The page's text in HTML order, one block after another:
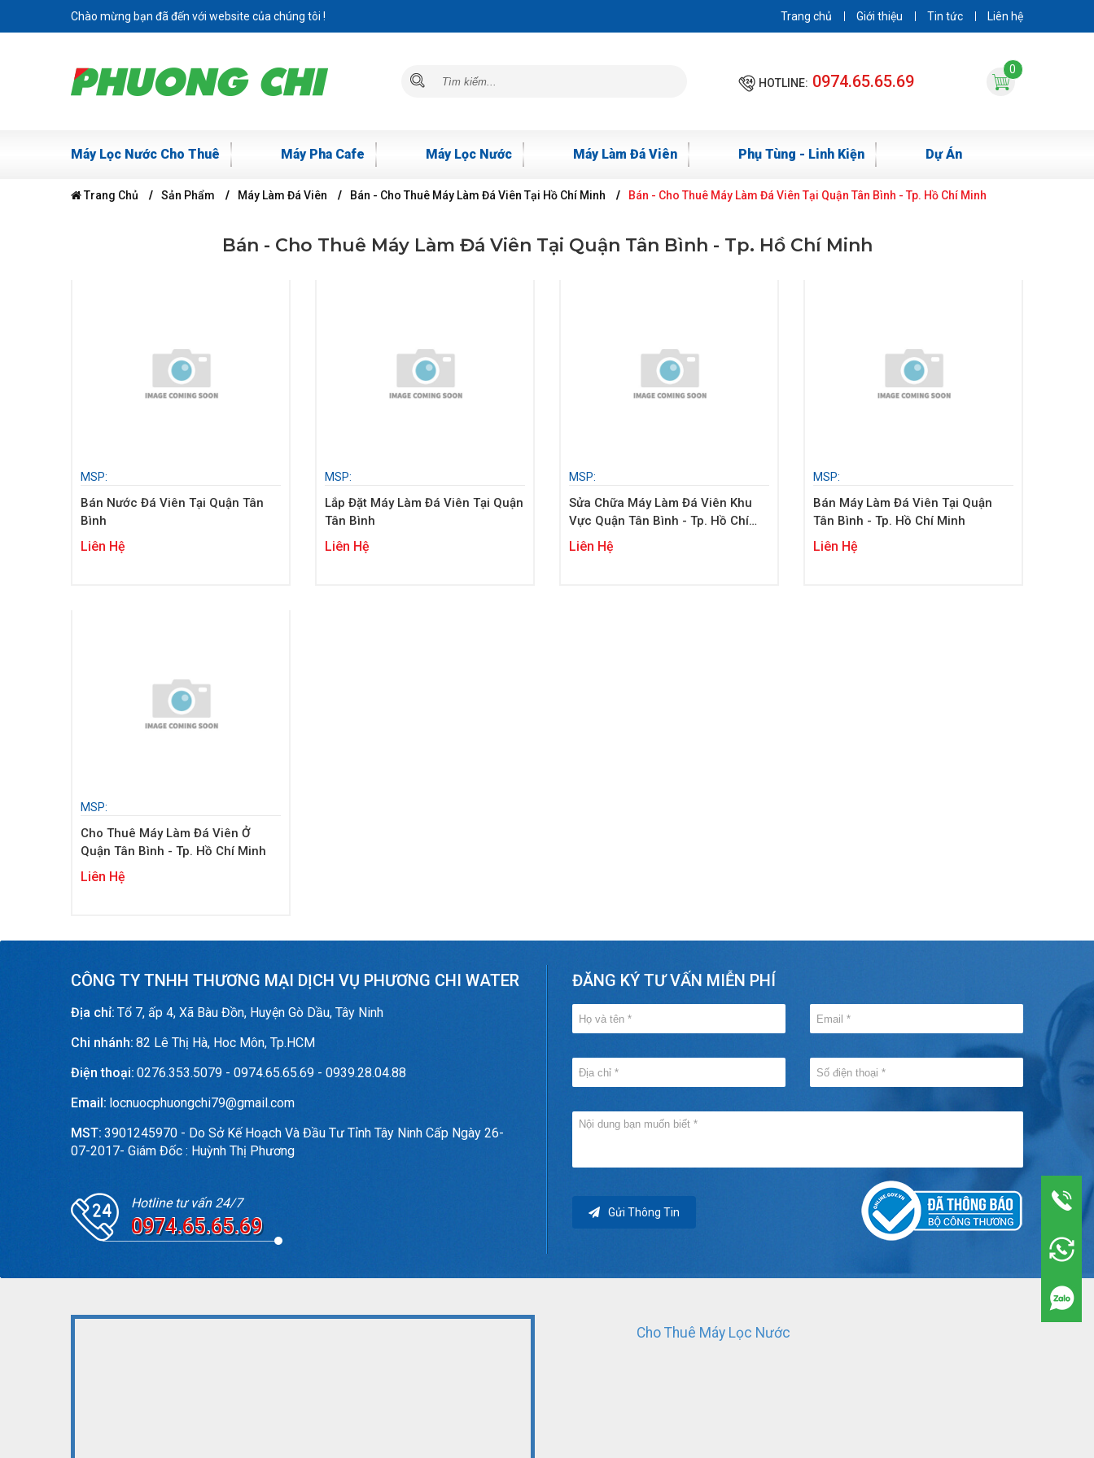
Chào mừng bạn đã đến với website của chúng tôi ! Trang chủ Giới thiệu Tin tức Liên hệ
HOTLINE: 0974.65.65.69
0
Máy Lọc Nước Cho Thuê Máy Pha Cafe Máy Lọc Nước Máy Làm Đá Viên Phụ Tùng - Linh Kiện Dự Án
Trang Chủ Sản Phẩm Máy Làm Đá Viên Bán - Cho Thuê Máy Làm Đá Viên Tại Hồ Chí Minh Bán - Cho Thuê Máy Làm Đá Viên Tại Quận Tân Bình - Tp. Hồ Chí Minh
Bán - Cho Thuê Máy Làm Đá Viên Tại Quận Tân Bình - Tp. Hồ Chí Minh
MSP:
Bán Nước Đá Viên Tại Quận Tân
Bình
Liên Hệ
MSP:
Lắp Đặt Máy Làm Đá Viên Tại Quận
Tân Bình
Liên Hệ
MSP:
Sửa Chữa Máy Làm Đá Viên Khu
Vực Quận Tân Bình - Tp. Hồ Chí
Minh
Liên Hệ
MSP:
Bán Máy Làm Đá Viên Tại Quận
Tân Bình - Tp. Hồ Chí Minh
Liên Hệ
MSP:
Cho Thuê Máy Làm Đá Viên Ở
Quận Tân Bình - Tp. Hồ Chí Minh
Liên Hệ
CÔNG TY TNHH THƯƠNG MẠI DỊCH VỤ PHƯƠNG CHI WATER
Địa chỉ: Tổ 7, ấp 4, Xã Bàu Đồn, Huyện Gò Dầu, Tây Ninh
Chi nhánh: 82 Lê Thị Hà, Hoc Môn, Tp.HCM
Điện thoại: 0276.353.5079 - 0974.65.65.69 - 0939.28.04.88
Email: locnuocphuongchi79@gmail.com
MST: 3901245970 - Do Sở Kế Hoạch Và Đầu Tư Tỉnh Tây Ninh Cấp Ngày 26-
07-2017- Giám Đốc : Huỳnh Thị Phương
Hotline tư vấn 24/7
0974.65.65.69
ĐĂNG KÝ TƯ VẤN MIỄN PHÍ
Gửi Thông Tin
Cho Thuê Máy Lọc Nước